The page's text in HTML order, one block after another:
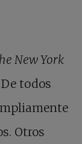
New York
todos
Otros